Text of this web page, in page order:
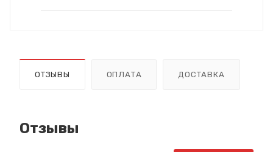
ОТЗЫВЫ ОПЛАТА ДОСТАВКА
Отзывы